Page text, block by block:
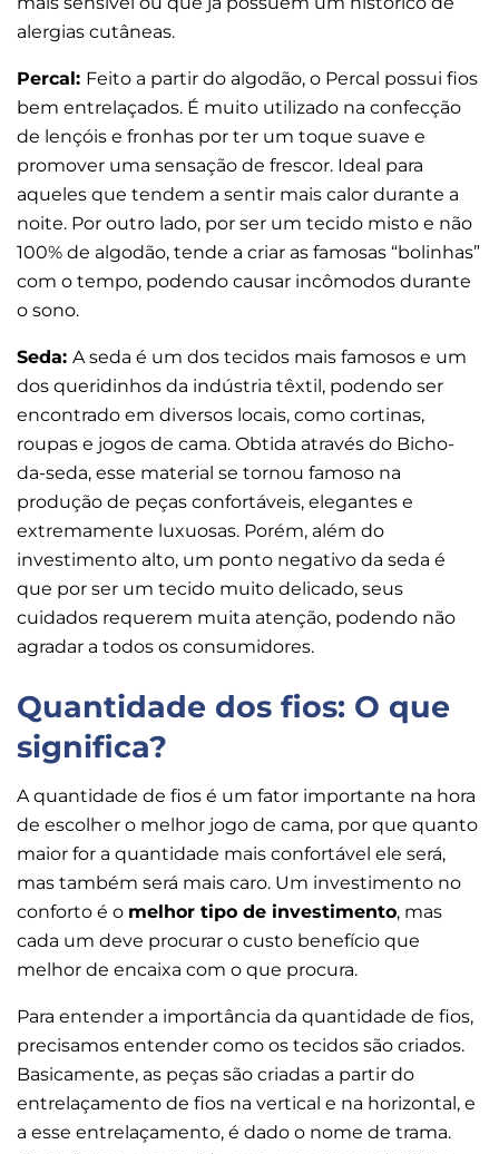
alergias cutâneas.
Percal: Feito a partir do algodão, o Percal possui fios
bem entrelaçados. É muito utilizado na confecção
de lençóis e fronhas por ter um toque suave e
promover uma sensação de frescor. Ideal para
aqueles que tendem a sentir mais calor durante a
noite. Por outro lado, por ser um tecido misto e não
100% de algodão, tende a criar as famosas “bolinhas”
com o tempo, podendo causar incômodos durante
o sono.
Seda: A seda é um dos tecidos mais famosos e um
dos queridinhos da indústria têxtil, podendo ser
encontrado em diversos locais, como cortinas,
roupas e jogos de cama. Obtida através do Bicho-
da-seda, esse material se tornou famoso na
produção de peças confortáveis, elegantes e
extremamente luxuosas. Porém, além do
investimento alto, um ponto negativo da seda é
que por ser um tecido muito delicado, seus
cuidados requerem muita atenção, podendo não
agradar a todos os consumidores.
Quantidade dos fios: O que
significa?
A quantidade de fios é um fator importante na hora
de escolher o melhor jogo de cama, por que quanto
maior for a quantidade mais confortável ele será,
mas também será mais caro. Um investimento no
conforto é o melhor tipo de investimento, mas
cada um deve procurar o custo benefício que
melhor de encaixa com o que procura.
Para entender a importância da quantidade de fios,
precisamos entender como os tecidos são criados.
Basicamente, as peças são criadas a partir do
entrelaçamento de fios na vertical e na horizontal, e
a esse entrelaçamento, é dado o nome de trama.